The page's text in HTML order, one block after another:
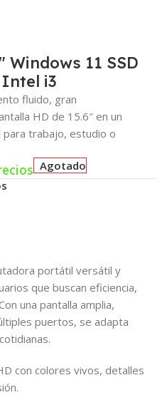
Windows 11 SSD
Intel i3
fluido, gran
HD de 15.6″ en un
para trabajo, estudio o
Agotado
portátil versátil y
que buscan eficiencia,
una pantalla amplia,
puertos, se adapta
con colores vivos, detalles